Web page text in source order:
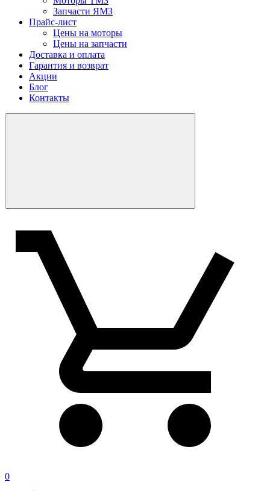
Запчасти ЯМЗ
Прайс-лист
Цены на моторы
Цены на запчасти
Доставка и оплата
Гарантия и возврат
Акции
Блог
Контакты
0